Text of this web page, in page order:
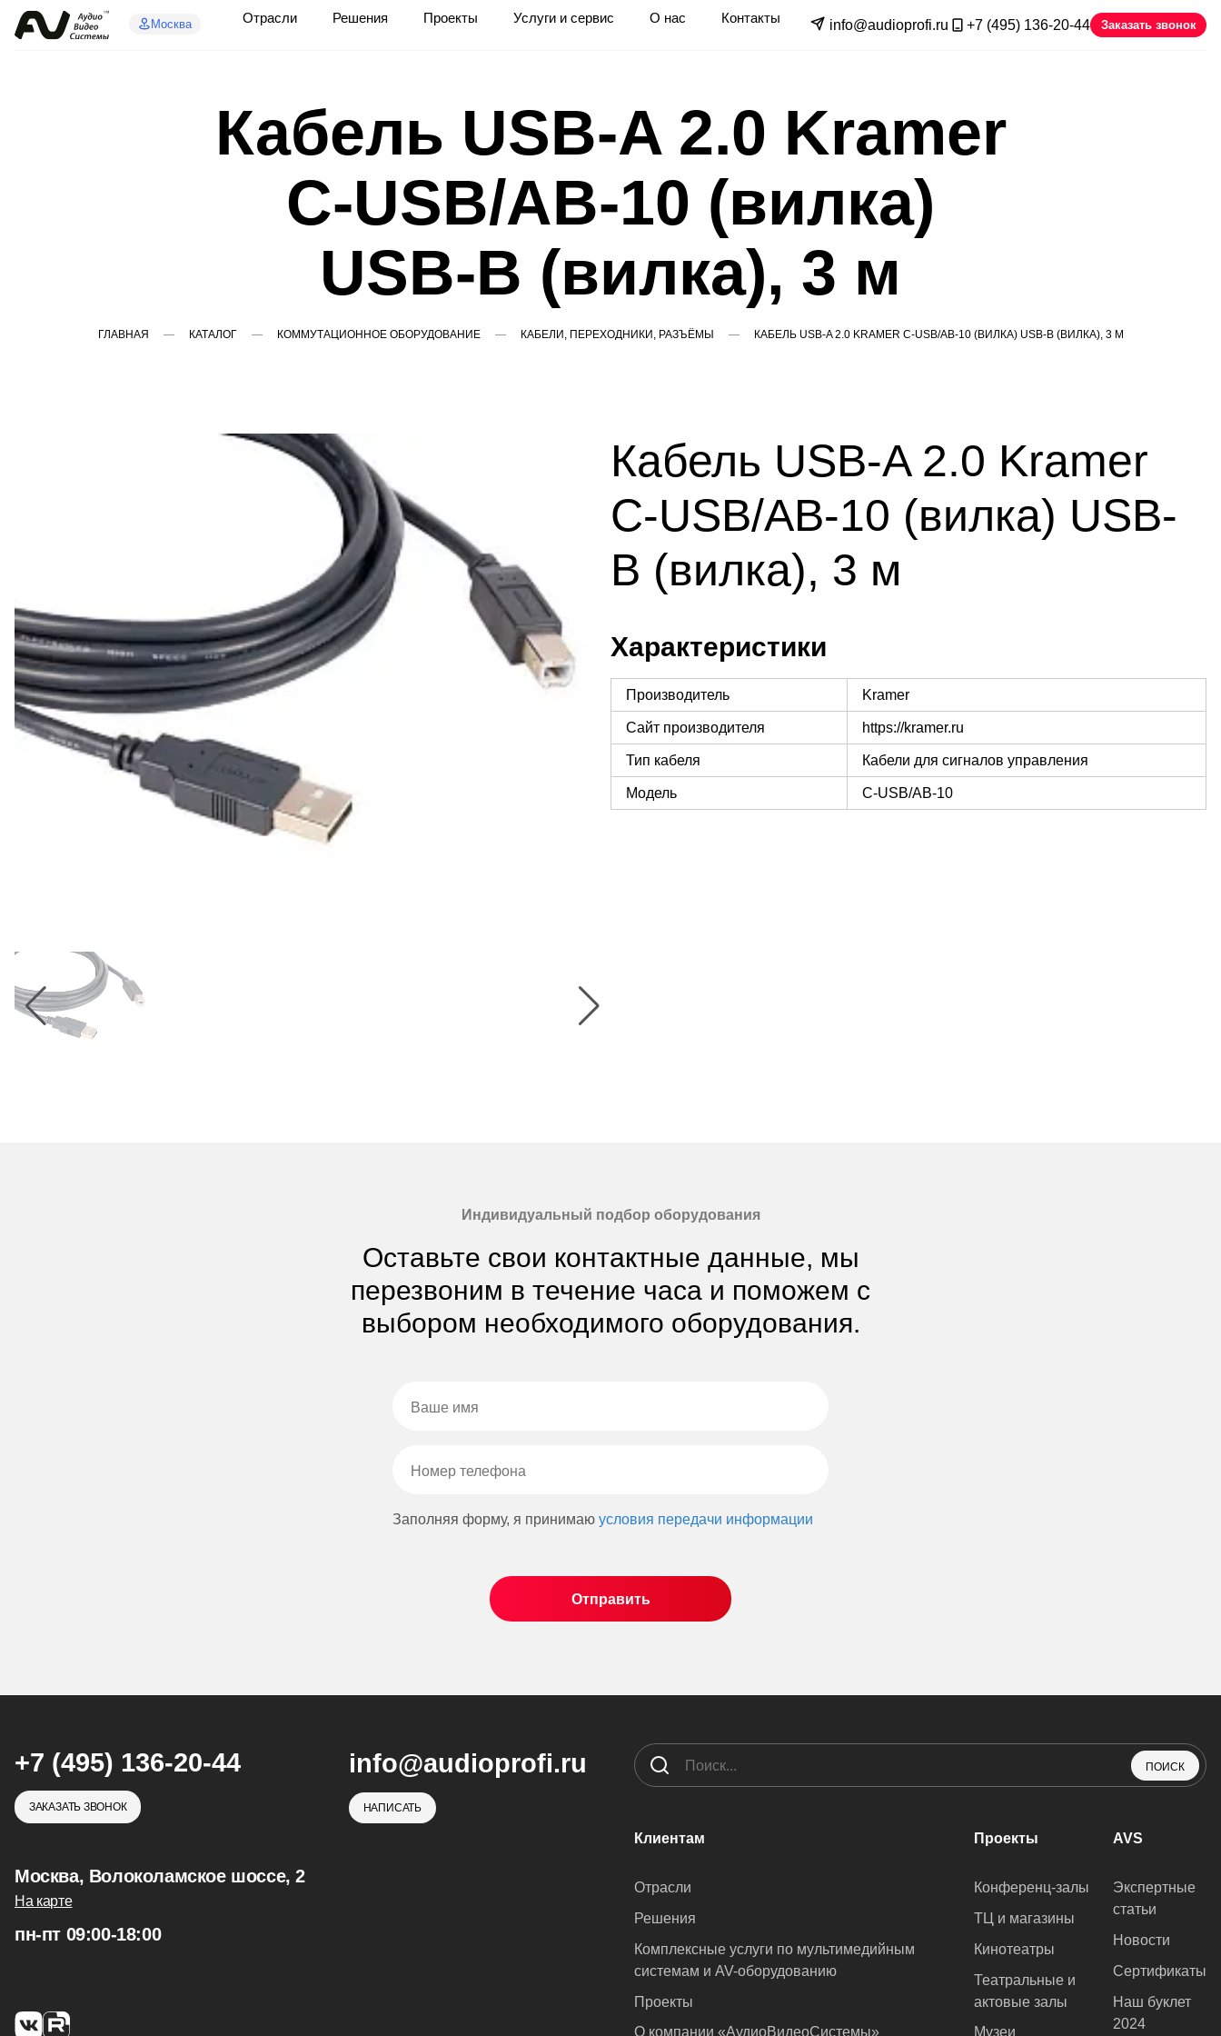
Москва Отрасли Решения Проекты Услуги и сервис О нас Контакты info@audioprofi.ru +7 (495) 136-20-44 Заказать звонок
Кабель USB-A 2.0 Kramer
C-USB/AB-10 (вилка)
USB-B (вилка), 3 м
ГЛАВНАЯ КАТАЛОГ КОММУТАЦИОННОЕ ОБОРУДОВАНИЕ КАБЕЛИ, ПЕРЕХОДНИКИ, РАЗЪЁМЫ КАБЕЛЬ USB-A 2.0 KRAMER C-USB/AB-10 (ВИЛКА) USB-B (ВИЛКА), 3 М
Кабель USB-A 2.0 Kramer
C-USB/AB-10 (вилка) USB-
B (вилка), 3 м
Характеристики
Производитель Kramer
Сайт производителя https://kramer.ru
Тип кабеля Кабели для сигналов управления
Модель C-USB/AB-10
Индивидуальный подбор оборудования
Оставьте свои контактные данные, мы
перезвоним в течение часа и поможем с
выбором необходимого оборудования.
Заполняя форму, я принимаю условия передачи информации
+7 (495) 136-20-44
ЗАКАЗАТЬ ЗВОНОК
info@audioprofi.ru
НАПИСАТЬ
Москва, Волоколамское шоссе, 2
На карте
пн-пт 09:00-18:00
ПОИСК
Клиентам
Отрасли
Решения
Комплексные услуги по мультимедийным
системам и AV-оборудованию
Проекты
О компании «АудиоВидеоСистемы»
Проекты
Конференц-залы
ТЦ и магазины
Кинотеатры
Театральные и
актовые залы
Музеи
AVS
Экспертные
статьи
Новости
Сертификаты
Наш буклет
2024